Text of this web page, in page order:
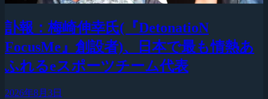
訃報：梅崎伸幸氏(『DetonatioN
FocusMe』創設者)、日本で最も情熱あ
ふれるeスポーツチーム代表
2026年8月3日